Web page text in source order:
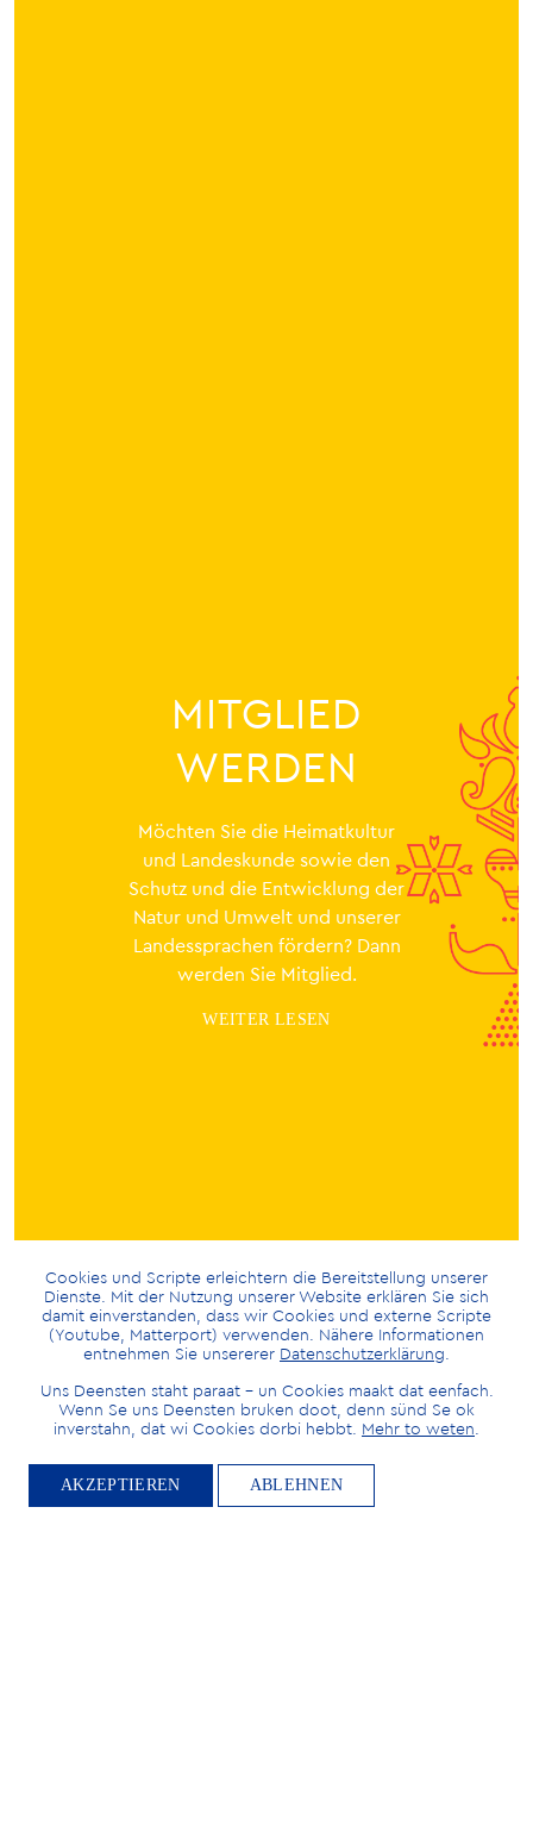
MITGLIED
WERDEN
Möchten Sie die Heimatkultur
und Landeskunde sowie den
Schutz und die Entwicklung der
Natur und Umwelt und unserer
Landessprachen fördern? Dann
werden Sie Mitglied.
WEITER LESEN
Cookies und Scripte erleichtern die Bereitstellung unserer
Dienste. Mit der Nutzung unserer Website erklären Sie sich
damit einverstanden, dass wir Cookies und externe Scripte
(Youtube, Matterport) verwenden. Nähere Informationen
entnehmen Sie unsererer Datenschutzerklärung
Uns Deensten staht paraat – un Cookies maakt dat eenfach.
Wenn Se uns Deensten bruken doot, denn sünd Se ok
inverstahn, dat wi Cookies dorbi hebbt. Mehr to weten
AKZEPTIEREN ABLEHNEN